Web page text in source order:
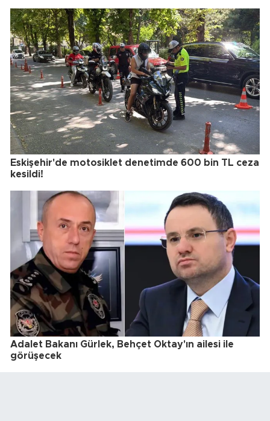
Eskişehir'de motosiklet denetimde 600 bin TL ceza
kesildi!
Adalet Bakanı Gürlek, Behçet Oktay'ın ailesi ile
görüşecek